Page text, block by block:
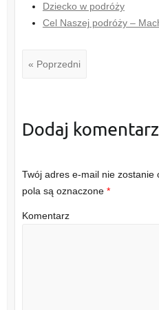
Dziecko w podróży
Cel Naszej podróży –
« Poprzedni
Dodaj komentarz
Twój adres e-mail nie zostanie
pola są oznaczone *
Komentarz